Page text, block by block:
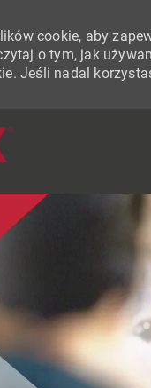
cookie, aby
o tym, jak
Jeśli nadal